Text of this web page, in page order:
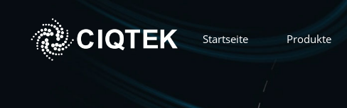
Startseite Produkte